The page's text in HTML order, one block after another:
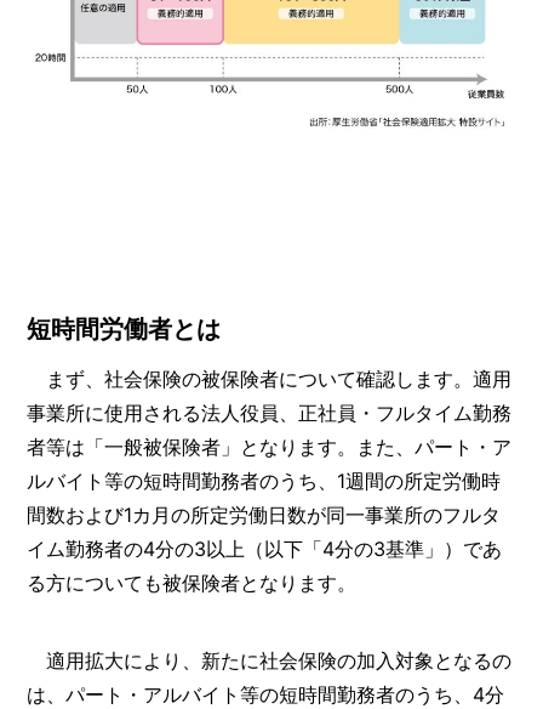
短時間労働者とは
まず、社会保険の被保険者について確認します。適用
事業所に使用される法人役員、正社員・フルタイム勤務
者等は「一般被保険者」となります。また、パート・ア
ルバイト等の短時間勤務者のうち、1週間の所定労働時
間数および1カ月の所定労働日数が同一事業所のフルタ
イム勤務者の4分の3以上（以下「4分の3基準」）であ
る方についても被保険者となります。
適用拡大により、新たに社会保険の加入対象となるの
は、パート・アルバイト等の短時間勤務者のうち、4分